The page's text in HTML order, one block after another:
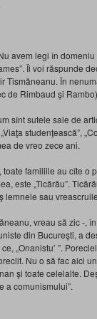
avem legi în
Îi voi răspunde
În
de Rimbaud şi
sînt sutele sale de
studenţească”,
de vreo zece ani.
familiile au cîte o
este „Ticărău”.
sau
vreau să zic -,
din Bucureşti, a
„Onanistu’ ”.
Nu o să fac aici
şi toate celelalte.
a comunismului”.